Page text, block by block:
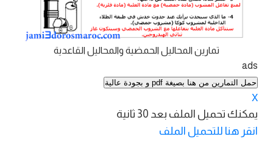
تمارين المحاليل الحمضية والمحاليل القاعدية
ads
حمل التمارين من هنا بصيغة pdf و بجودة عالية
X
يمكنك تحميل الملف بعد 30 ثانية
انقر هنا للتحميل الملف